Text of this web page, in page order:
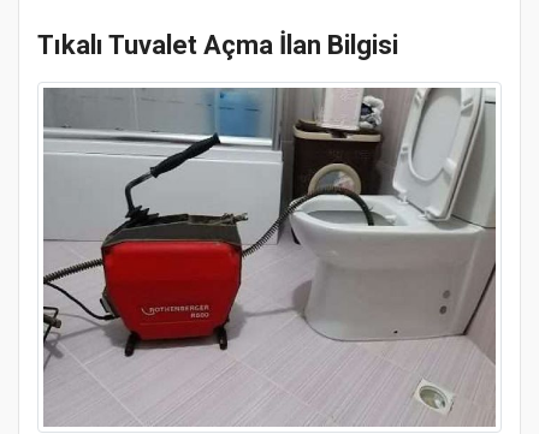
Tıkalı Tuvalet Açma İlan Bilgisi